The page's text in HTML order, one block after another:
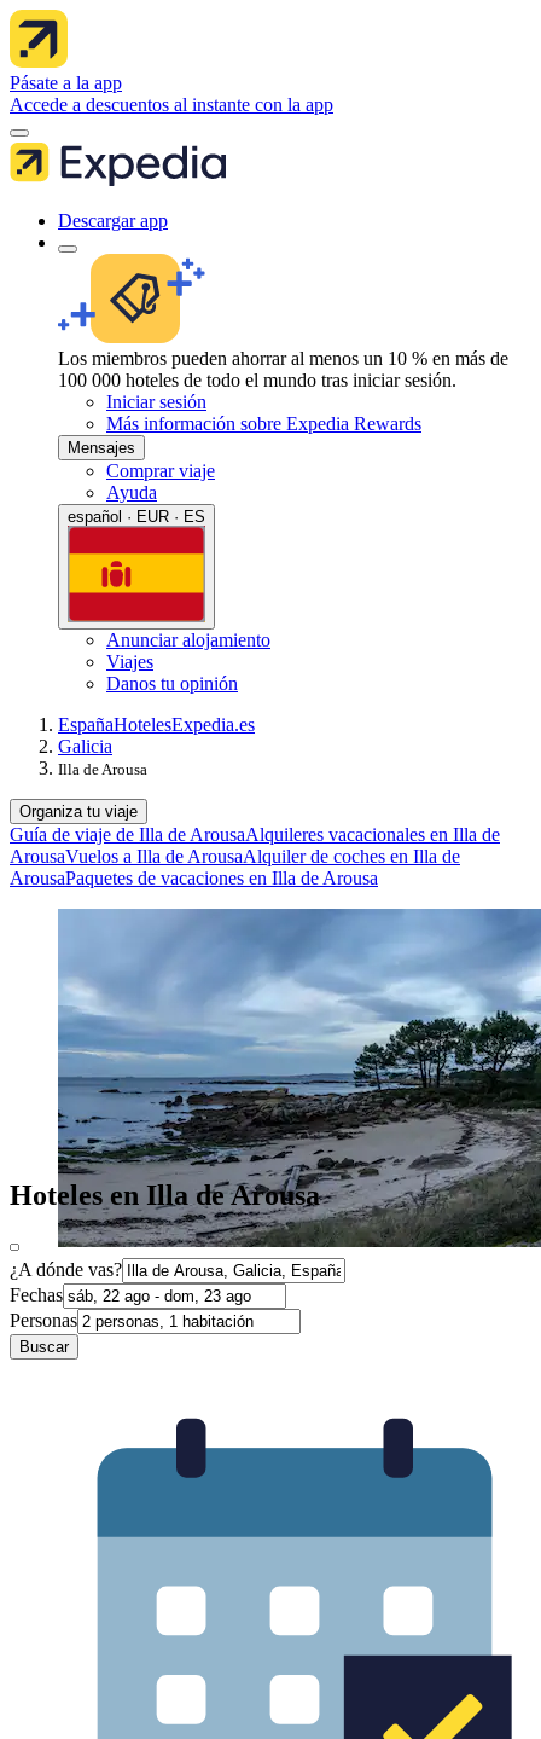
Pásate a la app
Accede a descuentos al instante con la app
Descargar app
Los miembros pueden ahorrar al menos un 10 % en más de
100 000 hoteles de todo el mundo tras iniciar sesión.
Iniciar sesión
Más información sobre Expedia Rewards
Mensajes
Comprar viaje
Ayuda
español · EUR · ES
Anunciar alojamiento
Viajes
Danos tu opinión
EspañaHotelesExpedia.es
Galicia
Illa de Arousa
Organiza tu viaje
Guía de viaje de Illa de ArousaAlquileres vacacionales en Illa de
ArousaVuelos a Illa de ArousaAlquiler de coches en Illa de
ArousaPaquetes de vacaciones en Illa de Arousa
Hoteles en Illa de Arousa
¿A dónde vas?
Fechas
Personas
Buscar